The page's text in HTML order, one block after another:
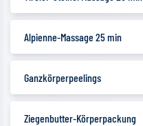
Alpienne-Massage 25 min
Ganzkörperpeelings
Ziegenbutter-Körperpackung